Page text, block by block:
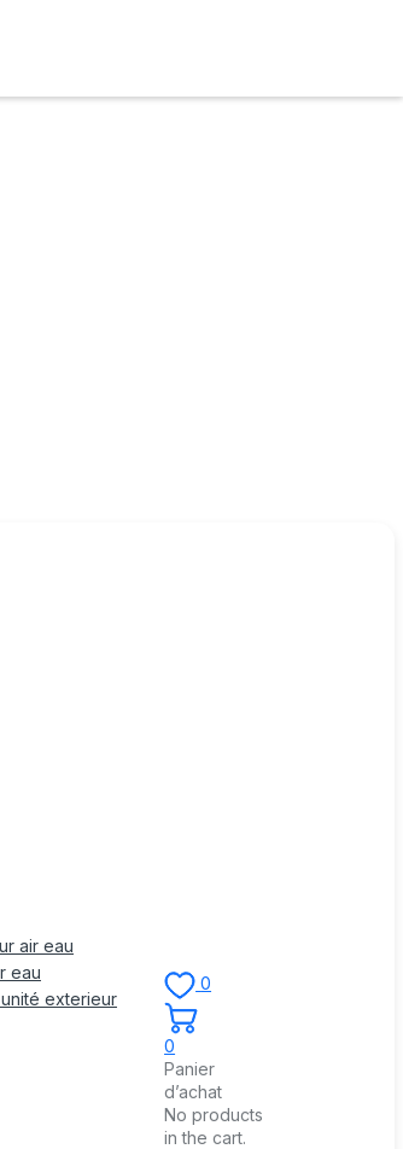
air eau
eau
exterieur
0
0
Panier
d’achat
No products
in the cart.